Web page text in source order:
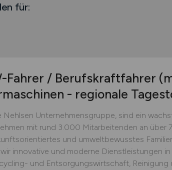
für:
Fahrer / Berufskraftfahrer
- regionale
Nehlsen Unternehmensgruppe, sind ein
mit rund 3.000 Mitarbeitenden an über
und umweltbewusstes
innovative und moderne Dienstleistungen in
und Entsorgungswirtschaft, Reinigung